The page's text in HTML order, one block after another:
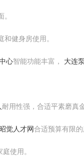
健身房使用。
心智能功能丰富， 大连
耐用性强，合适平素磨真
觉人才网合适预算有限的
使用。